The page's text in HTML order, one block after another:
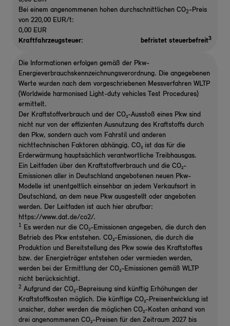
Bei einem angenommenen hohen durchschnittlichen CO2-Preis
von 220,00 EUR/t:
0,00 EUR
Kraftfahrzeugsteuer:
befristet steuerbefreit3
Die Informationen erfolgen gemäß der Pkw-
Energieverbrauchskennzeichnungsverordnung. Die angegebenen
Werte wurden nach dem vorgeschriebenen Messverfahren WLTP
(Worldwide harmonised Light-duty vehicles Test Procedures)
ermittelt.
Der Kraftstoffverbrauch und der CO₂-Ausstoß eines Pkw sind
nicht nur von der effizienten Ausnutzung des Kraftstoffs durch
den Pkw, sondern auch vom Fahrstil und anderen
nichttechnischen Faktoren abhängig. CO₂ ist das für die
Erderwärmung hauptsächlich verantwortliche Treibhausgas.
Ein Leitfaden über den Kraftstoffverbrauch und die CO₂-
Emissionen aller in Deutschland angebotenen neuen Pkw-
Modelle ist unentgeltlich einsehbar an jedem Verkaufsort in
Deutschland, an dem neue Pkw ausgestellt oder angeboten
werden. Der Leitfaden ist auch hier abrufbar:
https://www.dat.de/co2/.
1 Es werden nur die CO₂-Emissionen angegeben, die durch den
Betrieb des Pkw entstehen. CO₂-Emissionen, die durch die
Produktion und Bereitstellung des Pkw sowie des Kraftstoffes
bzw. der Energieträger entstehen oder vermieden werden,
werden bei der Ermittlung der CO₂-Emissionen gemäß WLTP
nicht berücksichtigt.
2 Aufgrund der CO₂-Bepreisung sind künftig Erhöhungen der
Kraftstoffkosten möglich. Die künftige CO₂-Preisentwicklung ist
unsicher, daher werden die möglichen CO₂-Kosten anhand von
drei angenommenen CO₂-Preisen für den Zeitraum 2027 bis